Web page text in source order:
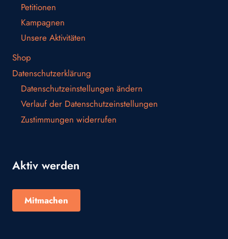
Petitionen
Kampagnen
Unsere Aktivitäten
Shop
Datenschutzerklärung
Datenschutzeinstellungen ändern
Verlauf der Datenschutzeinstellungen
Zustimmungen widerrufen
Aktiv werden
Mitmachen